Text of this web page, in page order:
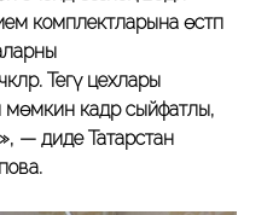
комплектларына өстәп
Тегү цехлары
мөмкин кадәр сыйфатлы,
— диде Татарстан